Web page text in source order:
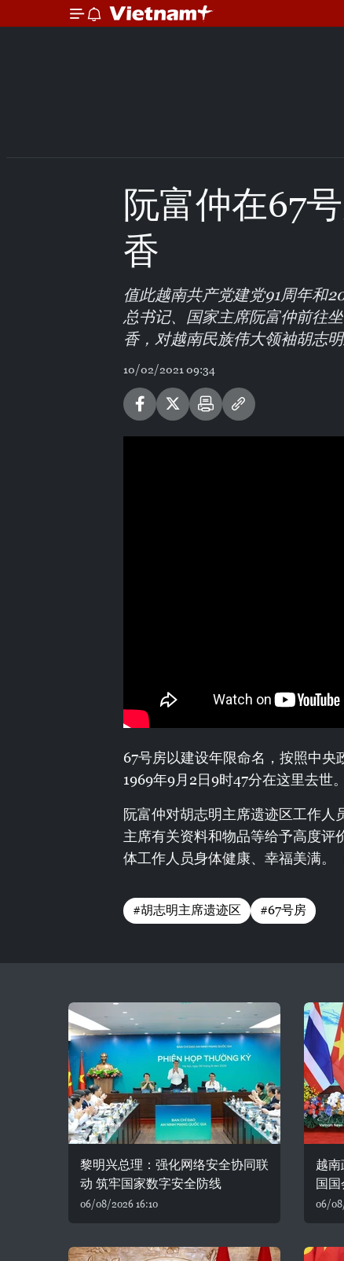
阮富仲在67
香
值此越南共产党建党91周年和
总书记、国家主席阮富仲前往
香，对越南民族伟大领袖胡志
10/02/2021 09:34
67号房以建设年限命名，按照中
1969年9月2日9时47分在这里去世。
阮富仲对胡志明主席遗迹区工作人
主席有关资料和物品等给予高度评
体工作人员身体健康、幸福美满。
#胡志明主席遗迹区 #67号房
黎明兴总理：强化网络安全协同联
动 筑牢国家数字安全防线
06/08/2026 16:10
越
国
06/